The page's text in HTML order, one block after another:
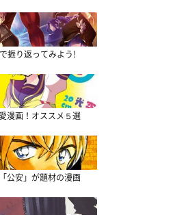
振り返ってみよう!
漫画！オススメ５選
公安」が題材の漫画